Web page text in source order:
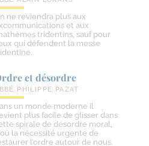
ne reviendra plus aux
et aux
tridentins, sauf pour
qui défendent la messe
et désordre
PHILIPPE PAZAT
un monde moderne il
plus facile de glisser dans
spirale de désordre moral,
la nécessité urgente de
l’ordre autour de nous.